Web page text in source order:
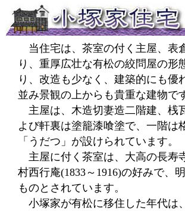
当住宅は、茶室の付く主屋、表
り、重厚広壮な有松の絞問屋の形
り、改造も少なく、建築的にも優
並み景観の上からも貴重な建物で
主屋は、木造切妻造二階建、桟
よび軒裏は塗籠漆喰塗で、一階は
「うだつ」が設けられています。
主屋に付く茶室は、大高の長寿
村西行庵(1833～1916)の好みで、
ものとされています。
小塚家が有松に移住した年代は